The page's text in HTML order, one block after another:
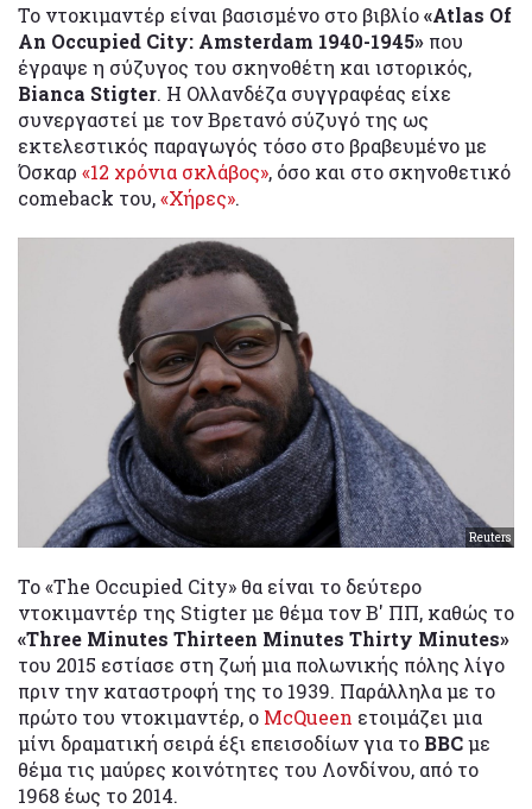
Το ντοκιμαντέρ είναι βασισμένο στο βιβλίο«Atlas Of
An Occupied City: Amsterdam 1940-1945» που
έγραψε η σύζυγος του σκηνοθέτη και ιστορικός,
Bianca Stigter. Η Ολλανδέζα συγγραφέας είχε
συνεργαστεί με τον Βρετανό σύζυγό της ως
εκτελεστικός παραγωγός τόσο στο βραβευμένο με
Όσκαρ «12 χρόνια σκλάβος», όσο και στο σκηνοθετικό
comeback του,«Χήρες».
Reuters
Το «The Occupied City» θα είναι το δεύτερο
ντοκιμαντέρ της Stigter με θέμα τον Β' ΠΠ, καθώς το
«Three Minutes Thirteen Minutes Thirty Minutes»
του 2015 εστίασε στη ζωή μια πολωνικής πόλης λίγο
πριν την καταστροφή της το 1939. Παράλληλα με το
πρώτο του ντοκιμαντέρ, ο McQueen ετοιμάζει μια
μίνι δραματική σειρά έξι επεισοδίων για το BBCμε
θέμα τις μαύρες κοινότητες του Λονδίνου, από το
1968 έως το 2014.